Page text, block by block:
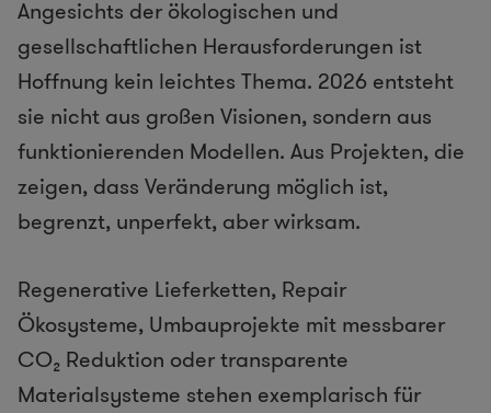
Angesichts der ökologischen und
gesellschaftlichen Herausforderungen ist
Hoffnung kein leichtes Thema. 2026 entsteht
sie nicht aus großen Visionen, sondern aus
funktionierenden Modellen. Aus Projekten, die
zeigen, dass Veränderung möglich ist,
begrenzt, unperfekt, aber wirksam.
Regenerative Lieferketten, Repair
Ökosysteme, Umbauprojekte mit messbarer
CO₂ Reduktion oder transparente
Materialsysteme stehen exemplarisch für